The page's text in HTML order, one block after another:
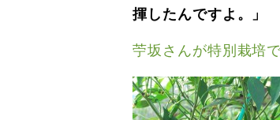
揮したんですよ。」
苧坂さんが特別栽培